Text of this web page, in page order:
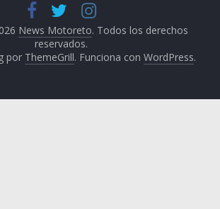
News Motoreto. Todos los derechos
reservados.
por ThemeGrill. Funciona conWordPress.